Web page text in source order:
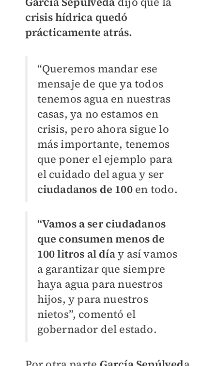
crisis hídrica quedó
prácticamente atrás.
“Queremos mandar ese
mensaje de que ya todos
tenemos agua en nuestras
casas, ya no estamos en
crisis, pero ahora sigue lo
más importante, tenemos
que poner el ejemplo para
el cuidado del agua y ser
ciudadanos de 100 en todo.
“Vamos a ser ciudadanos
que consumen menos de
100 litros al díay así vamos
a garantizar que siempre
haya agua para nuestros
hijos, y para nuestros
nietos”, comentó el
gobernador del estado.